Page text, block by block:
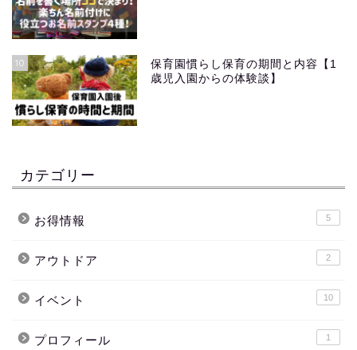
10
保育園慣らし保育の期間と内容【1
歳児入園からの体験談】
カテゴリー
お得情報 5
アウトドア 2
イベント 10
プロフィール 1